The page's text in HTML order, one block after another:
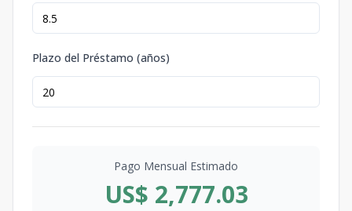
Plazo del Préstamo (años)
Pago Mensual Estimado
US$ 2,777.03